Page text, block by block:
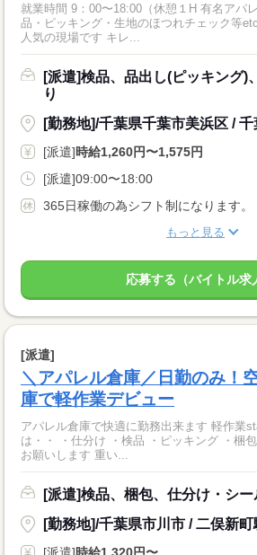
就業時間 9：00〜18:00（休憩１H 有名アパ
品・ピッキング・生地のほつれチェック等
人気の現場です キレ...
[派遣]検品、品出し(ピッキング)
り
[勤務地]/千葉県千葉市美浜区 /
[派遣]時給1,260円〜1,575円
[派遣]09:00〜18:00
もっと見る
応募する（バイトル求
[派遣]
＼アパレル倉庫／日勤のみ！
庫で軽作業デビュー
アパレル倉庫で快適に勤務出来ます 軽作業
は・・ ・仕分け ・検品 ・ピッキング ・梱
お願いします 重い...
[派遣]検品、梱包、仕分け・シー
[勤務地]/千葉県市川市 / 二俣新町
[派遣]時給1,320円〜